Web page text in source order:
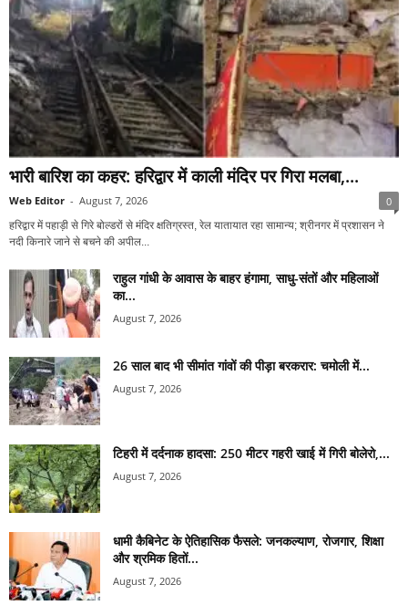
भारी बारिश का कहर: हरिद्वार में काली मंदिर पर गिरा मलबा,...
Web Editor - August 7, 2026 0
हरिद्वार में पहाड़ी से गिरे बोल्डरों से मंदिर क्षतिग्रस्त, रेल यातायात रहा सामान्य; श्रीनगर में प्रशासन ने
नदी किनारे जाने से बचने की अपील...
राहुल गांधी के आवास के बाहर हंगामा, साधु-संतों और महिलाओं
का...
August 7, 2026
26 साल बाद भी सीमांत गांवों की पीड़ा बरकरार: चमोली में...
August 7, 2026
टिहरी में दर्दनाक हादसा: 250 मीटर गहरी खाई में गिरी बोलेरो,...
August 7, 2026
धामी कैबिनेट के ऐतिहासिक फैसले: जनकल्याण, रोजगार, शिक्षा
और श्रमिक हितों...
August 7, 2026